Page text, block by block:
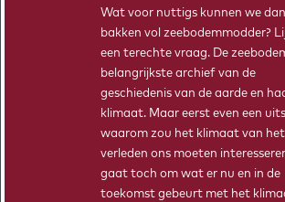
Wat voor nuttigs kunnen we
bakken vol zeebodemmodder?
een terechte vraag. De
belangrijkste archief van de
geschiedenis van de aarde en
klimaat. Maar eerst even een
waarom zou het klimaat van
verleden ons moeten
gaat toch om wat er nu en in de
toekomst gebeurt met het